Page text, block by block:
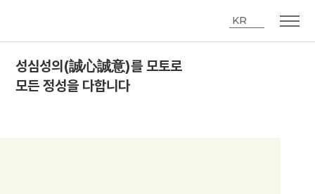
KR
성심성의(誠心誠意)를 모토로
모든 정성을 다합니다